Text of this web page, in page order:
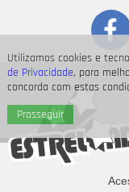
Utilizamos cookies e
de Privacidade, para
concorda com estas
Prosseguir